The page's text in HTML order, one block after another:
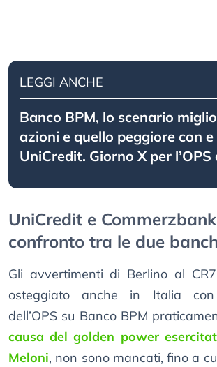
LEGGI ANCHE
Banco BPM, lo scenario
azioni e quello peggiore con
UniCredit. Giorno X per l’OPS
UniCredit e
confronto tra le due
Gli avvertimenti di Berlino al
osteggiato anche in Italia
dell’OPS su Banco BPM
causa del golden power
Meloni, non sono mancati, fino a